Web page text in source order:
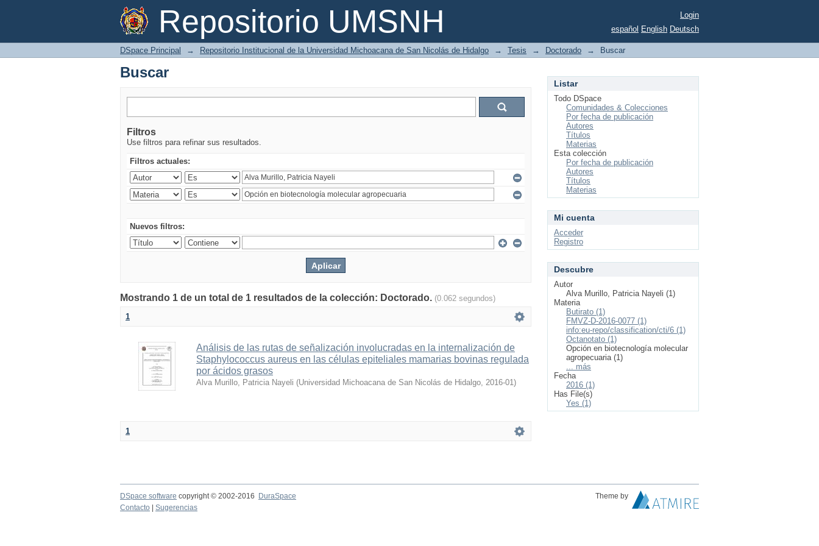
Repositorio UMSNH
Buscar
Login
español English Deutsch
DSpace Principal → Repositorio Institucional de la Universidad Michoacana de San Nicolás de Hidalgo → Tesis → Doctorado → Buscar
Buscar
Filtros
Use filtros para refinar sus resultados.
Filtros actuales:
Nuevos filtros:
Mostrando 1 de un total de 1 resultados de la colección: Doctorado. (0.062 segundos)
1
Análisis de las rutas de señalización involucradas en la internalización de
Staphylococcus aureus en las células epiteliales mamarias bovinas regulada
por ácidos grasos
Alva Murillo, Patricia Nayeli (Universidad Michoacana de San Nicolás de Hidalgo, 2016-01)
1
Listar
Todo DSpace
Comunidades & Colecciones
Por fecha de publicación
Autores
Títulos
Materias
Esta colección
Por fecha de publicación
Autores
Títulos
Materias
Mi cuenta
Acceder
Registro
Descubre
Autor
Alva Murillo, Patricia Nayeli (1)
Materia
Butirato (1)
FMVZ-D-2016-0077 (1)
info:eu-repo/classification/cti/6 (1)
Octanotato (1)
Opción en biotecnología molecular
agropecuaria (1)
... más
Fecha
2016 (1)
Has File(s)
Yes (1)
DSpace software copyright © 2002-2016 DuraSpace
Theme by
Contacto
Sugerencias